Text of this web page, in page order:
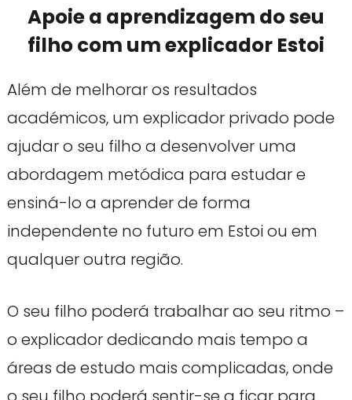
Apoie a aprendizagem do seu
filho com um explicador Estoi
Além de melhorar os resultados
académicos, um explicador privado pode
ajudar o seu filho a desenvolver uma
abordagem metódica para estudar e
ensiná-lo a aprender de forma
independente no futuro em Estoi ou em
qualquer outra região.
O seu filho poderá trabalhar ao seu ritmo –
o explicador dedicando mais tempo a
áreas de estudo mais complicadas, onde